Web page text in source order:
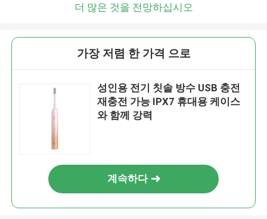
더 많은 것을 전망하십시오
가장 저렴 한 가격 으로
성인용 전기 칫솔 방수 USB 충전
재충전 가능 IPX7 휴대용 케이스
와 함께 강력
계속하다